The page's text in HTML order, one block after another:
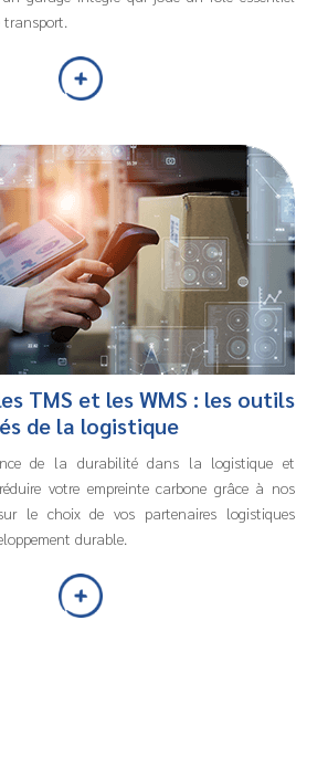
transport.
TMS et les WMS : les outils
de la logistique
de la durabilité dans la logistique et
votre empreinte carbone grâce à nos
le choix de vos partenaires logistiques
durable.